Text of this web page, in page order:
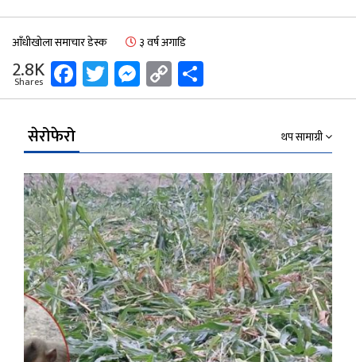
आँधीखोला समाचार डेस्क ३ वर्ष अगाडि
2.8K
Shares Facebook
Twitter
Messenger
Copy
Link
सेरोफेरो थप सामाग्री